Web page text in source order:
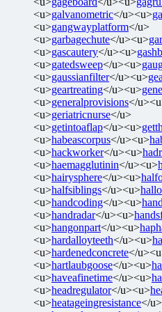
<u>galvanometric</u><u>
<u>gangwayplatform</u>
<u>garbagechute</u><u>
<u>gascautery</u><u>
<u>gatedsweep</u><u>
<u>gaussianfilter</u><u>
<u>geartreating</u><u>
<u>generalprovisions</
<u>geriatricnurse</u>
<u>getintoaflap</u><u>
<u>habeascorpus</u><u>
<u>hackworker</u><u>
<u>haemagglutinin</u><u>
<u>hairysphere</u><u>
<u>halfsiblings</u><u>
<u>handcoding</u><u>
<u>handradar</u><u>
<u>hangonpart</u><u>
<u>hardalloyteeth</u><u>
<u>hardenedconcrete</
<u>hartlaubgoose</u><u>
<u>haveafinetime</u><u>
<u>headregulator</u><u>
<u>heatageingresistance</